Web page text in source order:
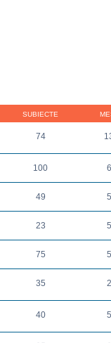
SUBIECTE
74
100
49
23
75
35
40